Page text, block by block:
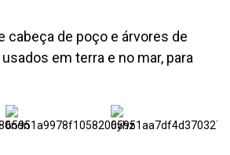
cabeça de poço e árvores de
​​em terra e no mar, para